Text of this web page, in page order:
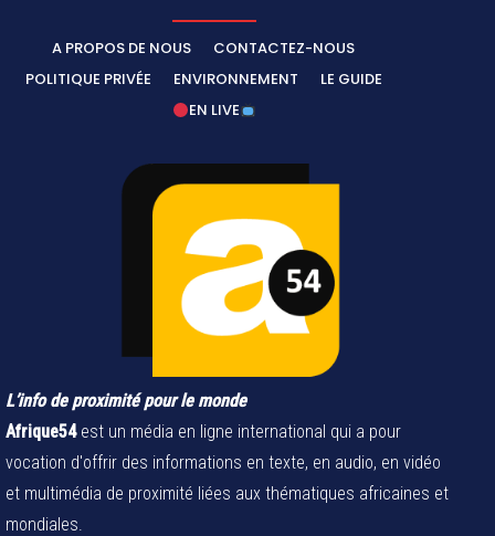
A PROPOS DE NOUS
CONTACTEZ-NOUS
POLITIQUE PRIVÉE
ENVIRONNEMENT
LE GUIDE
EN LIVE
L’info de proximité pour le monde
Afrique54est un média en ligne international qui a pour
vocation d'offrir des informations en texte, en audio, en vidéo
et multimédia de proximité liées aux thématiques africaines et
mondiales.